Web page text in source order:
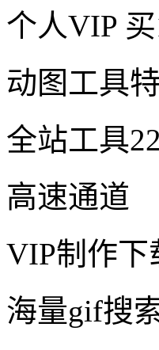
个人VIP
动图工具
全站工具
高速通道
VIP制作下
海量gif搜